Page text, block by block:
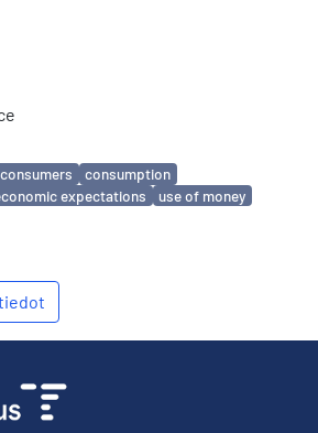
consumers
consumption
expectations
use of money